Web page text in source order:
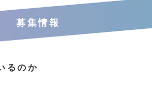
募集情報
るのか